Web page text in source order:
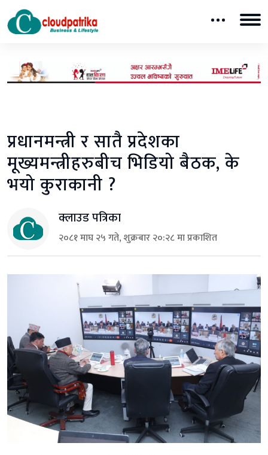
प्रधानमन्त्री र सातै प्रदेशका
मूख्यमन्त्रीहरुबीच भिडियो बैठक, के
भयो कुराकानी ?
क्लाउड पत्रिका
२०८१ माघ २५ गते, शुक्रबार २०:२८ मा प्रकाशित